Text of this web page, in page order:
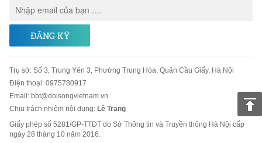
ĐĂNG KÝ
Trụ sở: Số 3, Trung Yên 3, Phường Trung Hòa, Quận Cầu Giấy, Hà Nội
Điện thoại: 0975780917
Email : bbt@doisongvietnam.vn
Chịu trách nhiệm nội dung: Lê Trang
Giấy phép số 5281/GP-TTĐT do Sở Thông tin và Truyền thông Hà Nội cấp
ngày 28 tháng 10 năm 2016.